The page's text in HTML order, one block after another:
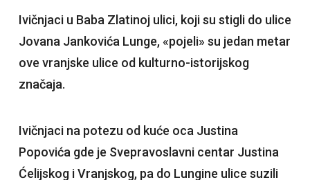
Ivičnjaci u Baba Zlatinoj ulici, koji su stigli do ulice
Jovana Jankovića Lunge, «pojeli» su jedan metar
ove vranjske ulice od kulturno-istorijskog
značaja.
Ivičnjaci na potezu od kuće oca Justina
Popovića gde je Svepravoslavni centar Justina
Ćelijskog i Vranjskog, pa do Lungine ulice suzili